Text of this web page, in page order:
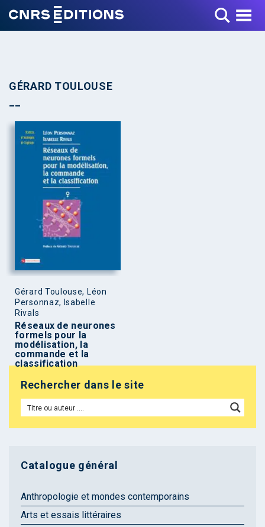
Toggle Menu
GÉRARD TOULOUSE
Gérard Toulouse, Léon
Personnaz, Isabelle
Rivals
Réseaux de neurones
formels pour la
modélisation, la
commande et la
classification
Rechercher dans le site
Catalogue général
Anthropologie et mondes contemporains
Arts et essais littéraires